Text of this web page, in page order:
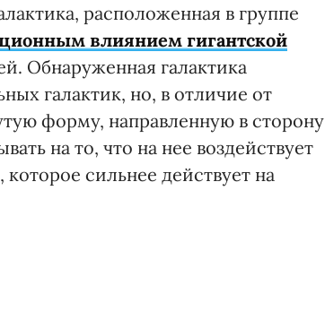
расположенная в группе
влиянием гигантской
Обнаруженная галактика
галактик, но, в отличие от
форму, направленную в сторону
на то, что на нее воздействует
сильнее действует на